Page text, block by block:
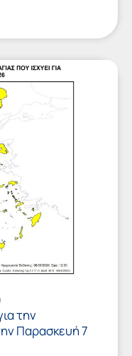
την
Παρασκευή 7